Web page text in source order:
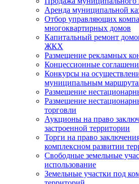
Аренда муниципальной
Отбор управляющих
многоквартирных домов
Капитальный ремонт
ЖКХ
Размещение рекламных
Концессионные
Конкурсы на
муниципальным
Размещение
Размещение
торговли
Аукционы на право
застроенной территории
Торги на право
комплексном развитии
Свободные земельные
использование
Земельные участки под